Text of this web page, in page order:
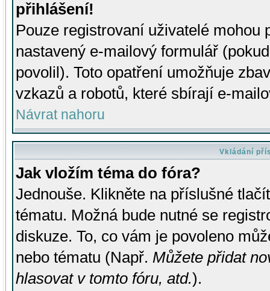
přihlášení!
Pouze registrovaní uživatelé mohou
nastavený e-mailový formulář
povolil). Toto opatření umožňuje
vzkazů a robotů, které sbírají e-
Návrat nahoru
Vkládání
Jak vložím téma do fóra?
Jednouše. Klikněte na příslušné
tématu. Možná bude nutné se
diskuze. To, co vám je povoleno
nebo tématu (Např. Můžete přidat
hlasovat v tomto fóru, atd.).